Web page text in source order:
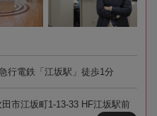
行電鉄「江坂駅」徒歩1分
市江坂町1-13-33 HF江坂駅前